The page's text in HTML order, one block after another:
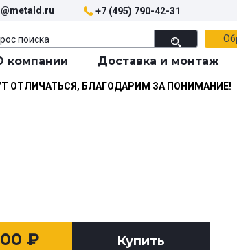
+7 (495) 790-42-31
компании Доставка и монтаж
ОТЛИЧАТЬСЯ, БЛАГОДАРИМ ЗА ПОНИМАНИЕ!
₽ Купить